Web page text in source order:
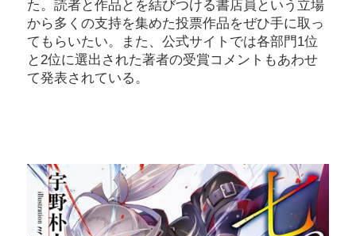
た。読者と作品とを結びつける書店員という立場
から多くの支持を集めた投票作品をぜひ手に取っ
てもらいたい。また、公式サイトでは各部門1位
と2位に選出された著者の受賞コメントもあわせ
て発表されている。